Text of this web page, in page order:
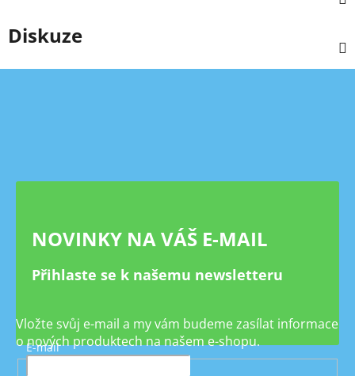
Diskuze
Z
NOVINKY NA VÁŠ E-MAIL
Přihlaste se k našemu newsletteru
Vložte svůj e-mail a my vám budeme zasílat informace
o nových produktech na našem e-shopu.
E-mail